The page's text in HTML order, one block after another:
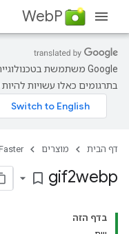
WebP
בתרגומים כאלו עשויות להיות
דף הבית מוצרים
gif2webp
bookmark_border
בדף הזה